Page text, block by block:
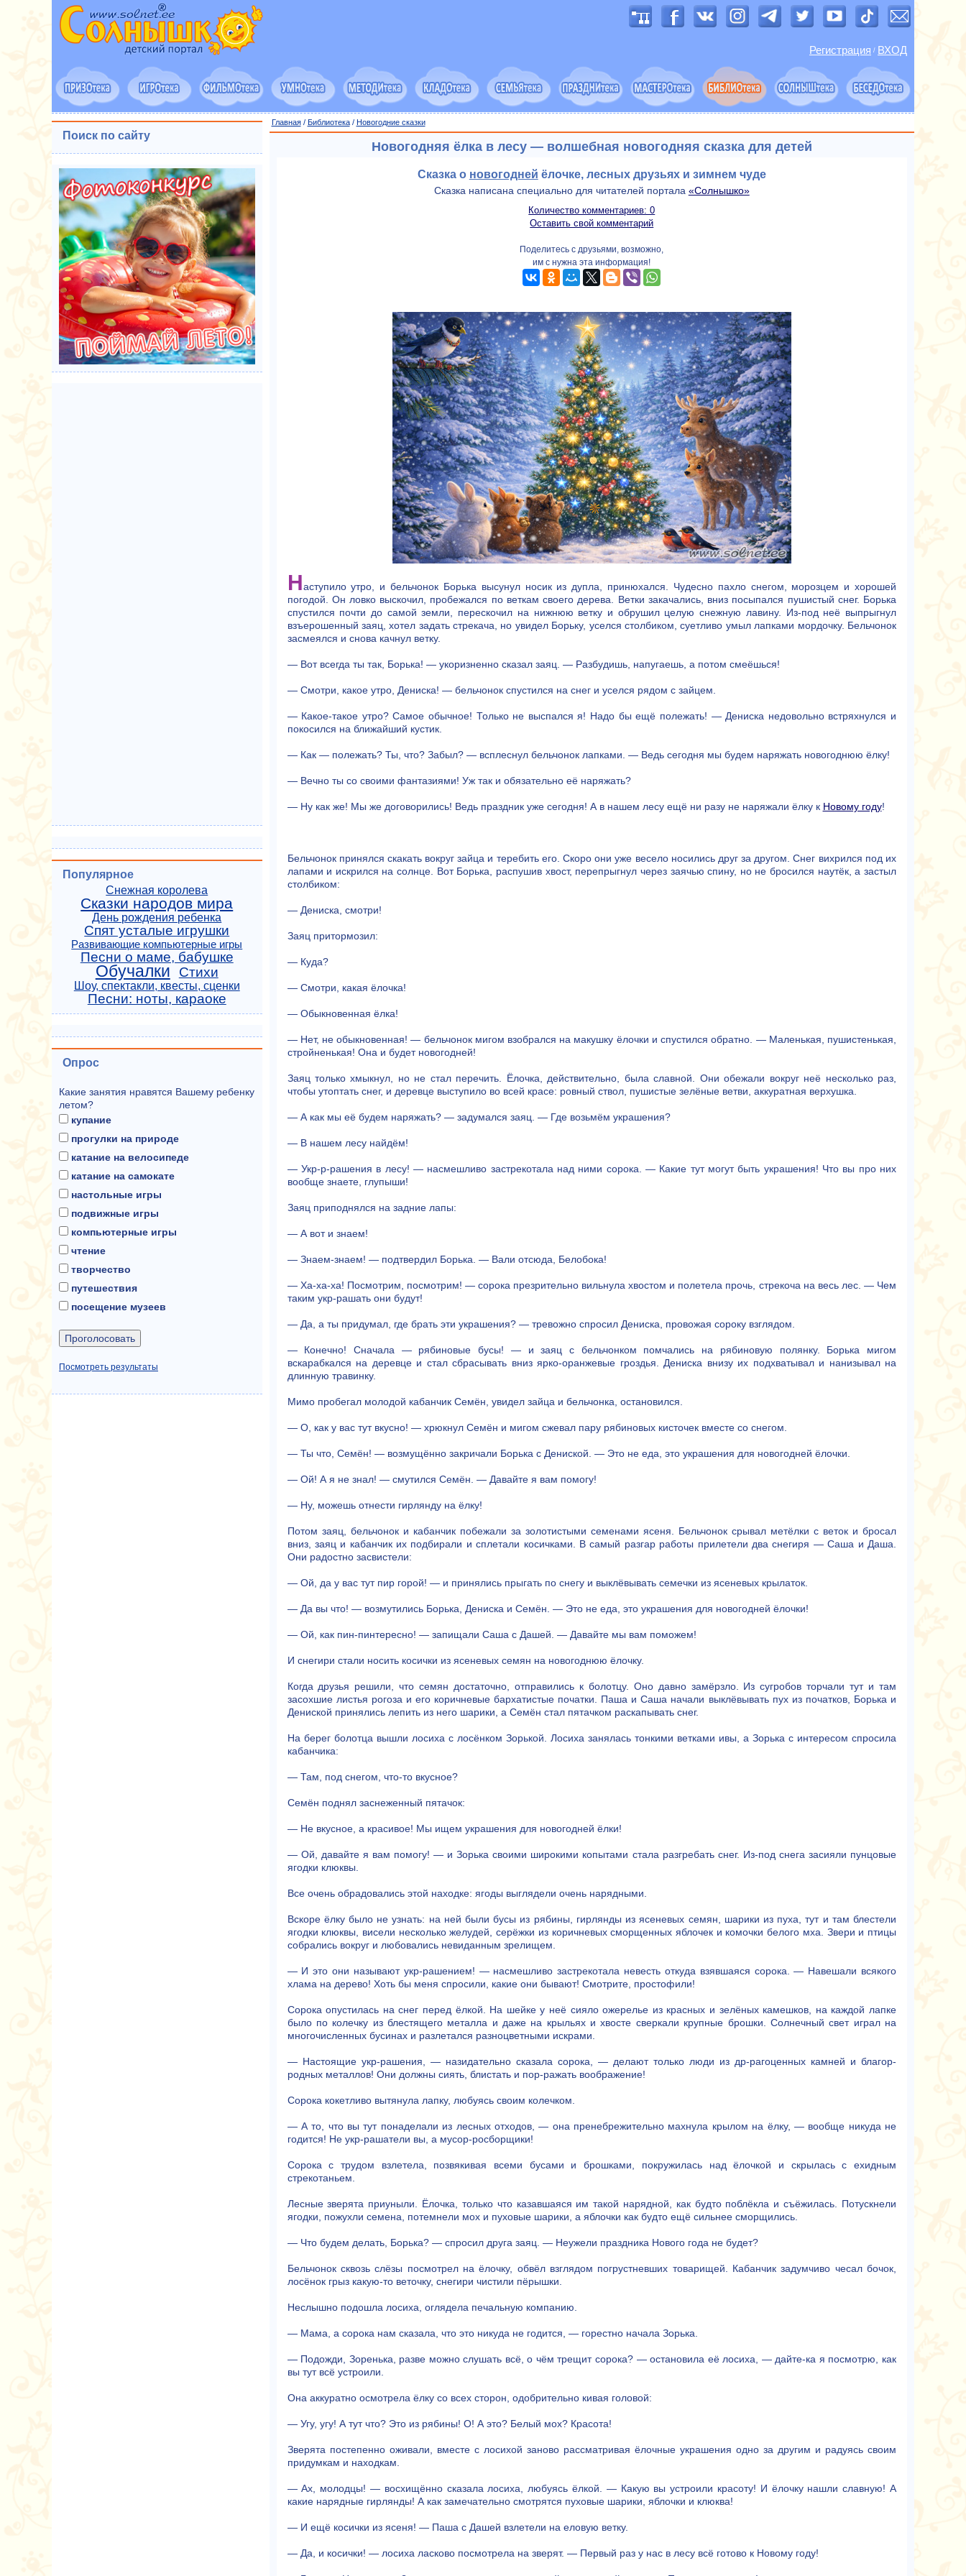
Регистрация / ВХОД
Главная/ Библиотека/ Новогодние сказки
Новогодняя ёлка в лесу — волшебная новогодняя сказка для детей
Сказка о новогодней ёлочке, лесных друзьях и зимнем чуде
Сказка написана специально для читателей портала «Солнышко»
Количество комментариев: 0
Оставить свой комментарий
Поделитесь с друзьями, возможно,
им с нужна эта информация!
Наступило утро, и бельчонок Борька высунул носик из дупла, принюхался. Чудесно пахло снегом, морозцем и хорошей
погодой. Он ловко выскочил, пробежался по веткам своего дерева. Ветки закачались, вниз посыпался пушистый снег. Борька
спустился почти до самой земли, перескочил на нижнюю ветку и обрушил целую снежную лавину. Из-под неё выпрыгнул
взъерошенный заяц, хотел задать стрекача, но увидел Борьку, уселся столбиком, суетливо умыл лапками мордочку. Бельчонок
засмеялся и снова качнул ветку.
— Вот всегда ты так, Борька! — укоризненно сказал заяц. — Разбудишь, напугаешь, а потом смеёшься!
— Смотри, какое утро, Дениска! — бельчонок спустился на снег и уселся рядом с зайцем.
— Какое-такое утро? Самое обычное! Только не выспался я! Надо бы ещё полежать! — Дениска недовольно встряхнулся и
покосился на ближайший кустик.
— Как — полежать? Ты, что? Забыл? — всплеснул бельчонок лапками. — Ведь сегодня мы будем наряжать новогоднюю ёлку!
— Вечно ты со своими фантазиями! Уж так и обязательно её наряжать?
— Ну как же! Мы же договорились! Ведь праздник уже сегодня! А в нашем лесу ещё ни разу не наряжали ёлку к Новому году!
Бельчонок принялся скакать вокруг зайца и теребить его. Скоро они уже весело носились друг за другом. Снег вихрился под их
лапами и искрился на солнце. Вот Борька, распушив хвост, перепрыгнул через заячью спину, но не бросился наутёк, а застыл
столбиком:
— Дениска, смотри!
Заяц притормозил:
— Куда?
— Смотри, какая ёлочка!
— Обыкновенная ёлка!
— Нет, не обыкновенная! — бельчонок мигом взобрался на макушку ёлочки и спустился обратно. — Маленькая, пушистенькая,
стройненькая! Она и будет новогодней!
Заяц только хмыкнул, но не стал перечить. Ёлочка, действительно, была славной. Они обежали вокруг неё несколько раз,
чтобы утоптать снег, и деревце выступило во всей красе: ровный ствол, пушистые зелёные ветви, аккуратная верхушка.
— А как мы её будем наряжать? — задумался заяц. — Где возьмём украшения?
— В нашем лесу найдём!
— Укр-р-рашения в лесу! — насмешливо застрекотала над ними сорока. — Какие тут могут быть украшения! Что вы про них
вообще знаете, глупыши!
Заяц приподнялся на задние лапы:
— А вот и знаем!
— Знаем-знаем! — подтвердил Борька. — Вали отсюда, Белобока!
— Ха-ха-ха! Посмотрим, посмотрим! — сорока презрительно вильнула хвостом и полетела прочь, стрекоча на весь лес. — Чем
таким укр-рашать они будут!
— Да, а ты придумал, где брать эти украшения? — тревожно спросил Дениска, провожая сороку взглядом.
— Конечно! Сначала — рябиновые бусы! — и заяц с бельчонком помчались на рябиновую полянку. Борька мигом
вскарабкался на деревце и стал сбрасывать вниз ярко-оранжевые гроздья. Дениска внизу их подхватывал и нанизывал на
длинную травинку.
Мимо пробегал молодой кабанчик Семён, увидел зайца и бельчонка, остановился.
— О, как у вас тут вкусно! — хрюкнул Семён и мигом сжевал пару рябиновых кисточек вместе со снегом.
— Ты что, Семён! — возмущённо закричали Борька с Дениской. — Это не еда, это украшения для новогодней ёлочки.
— Ой! А я не знал! — смутился Семён. — Давайте я вам помогу!
— Ну, можешь отнести гирлянду на ёлку!
Потом заяц, бельчонок и кабанчик побежали за золотистыми семенами ясеня. Бельчонок срывал метёлки с веток и бросал
вниз, заяц и кабанчик их подбирали и сплетали косичками. В самый разгар работы прилетели два снегиря — Саша и Даша.
Они радостно засвистели:
— Ой, да у вас тут пир горой! — и принялись прыгать по снегу и выклёвывать семечки из ясеневых крылаток.
— Да вы что! — возмутились Борька, Дениска и Семён. — Это не еда, это украшения для новогодней ёлочки!
— Ой, как пин-пинтересно! — запищали Саша с Дашей. — Давайте мы вам поможем!
И снегири стали носить косички из ясеневых семян на новогоднюю ёлочку.
Когда друзья решили, что семян достаточно, отправились к болотцу. Оно давно замёрзло. Из сугробов торчали тут и там
засохшие листья рогоза и его коричневые бархатистые початки. Паша и Саша начали выклёвывать пух из початков, Борька и
Дениской принялись лепить из него шарики, а Семён стал пятачком раскапывать снег.
На берег болотца вышли лосиха с лосёнком Зорькой. Лосиха занялась тонкими ветками ивы, а Зорька с интересом спросила
кабанчика:
— Там, под снегом, что-то вкусное?
Семён поднял заснеженный пятачок:
— Не вкусное, а красивое! Мы ищем украшения для новогодней ёлки!
— Ой, давайте я вам помогу! — и Зорька своими широкими копытами стала разгребать снег. Из-под снега засияли пунцовые
ягодки клюквы.
Все очень обрадовались этой находке: ягоды выглядели очень нарядными.
Вскоре ёлку было не узнать: на ней были бусы из рябины, гирлянды из ясеневых семян, шарики из пуха, тут и там блестели
ягодки клюквы, висели несколько желудей, серёжки из коричневых сморщенных яблочек и комочки белого мха. Звери и птицы
собрались вокруг и любовались невиданным зрелищем.
— И это они называют укр-рашением! — насмешливо застрекотала невесть откуда взявшаяся сорока. — Навешали всякого
хлама на дерево! Хоть бы меня спросили, какие они бывают! Смотрите, простофили!
Сорока опустилась на снег перед ёлкой. На шейке у неё сияло ожерелье из красных и зелёных камешков, на каждой лапке
было по колечку из блестящего металла и даже на крыльях и хвосте сверкали крупные брошки. Солнечный свет играл на
многочисленных бусинах и разлетался разноцветными искрами.
— Настоящие укр-рашения, — назидательно сказала сорока, — делают только люди из др-рагоценных камней и благор-
родных металлов! Они должны сиять, блистать и пор-ражать воображение!
Сорока кокетливо вытянула лапку, любуясь своим колечком.
— А то, что вы тут понаделали из лесных отходов, — она пренебрежительно махнула крылом на ёлку, — вообще никуда не
годится! Не укр-рашатели вы, а мусор-росборщики!
Сорока с трудом взлетела, позвякивая всеми бусами и брошками, покружилась над ёлочкой и скрылась с ехидным
стрекотаньем.
Лесные зверята приуныли. Ёлочка, только что казавшаяся им такой нарядной, как будто поблёкла и съёжилась. Потускнели
ягодки, пожухли семена, потемнели мох и пуховые шарики, а яблочки как будто ещё сильнее сморщились.
— Что будем делать, Борька? — спросил друга заяц. — Неужели праздника Нового года не будет?
Бельчонок сквозь слёзы посмотрел на ёлочку, обвёл взглядом погрустневших товарищей. Кабанчик задумчиво чесал бочок,
лосёнок грыз какую-то веточку, снегири чистили пёрышки.
Неслышно подошла лосиха, оглядела печальную компанию.
— Мама, а сорока нам сказала, что это никуда не годится, — горестно начала Зорька.
— Подожди, Зоренька, разве можно слушать всё, о чём трещит сорока? — остановила её лосиха, — дайте-ка я посмотрю, как
вы тут всё устроили.
Она аккуратно осмотрела ёлку со всех сторон, одобрительно кивая головой:
— Угу, угу! А тут что? Это из рябины! О! А это? Белый мох? Красота!
Зверята постепенно оживали, вместе с лосихой заново рассматривая ёлочные украшения одно за другим и радуясь своим
придумкам и находкам.
— Ах, молодцы! — восхищённо сказала лосиха, любуясь ёлкой. — Какую вы устроили красоту! И ёлочку нашли славную! А
какие нарядные гирлянды! А как замечательно смотрятся пуховые шарики, яблочки и клюква!
— И ещё косички из ясеня! — Паша с Дашей взлетели на еловую ветку.
— Да, и косички! — лосиха ласково посмотрела на зверят. — Первый раз у нас в лесу всё готово к Новому году!
Поиск по сайту
Популярное
Снежная королева
Сказки народов мира
День рождения ребенка
Спят усталые игрушки
Развивающие компьютерные игры
Песни о маме, бабушке
Обучалки Стихи
Шоу, спектакли, квесты, сценки
Песни: ноты, караоке
Опрос
Какие занятия нравятся Вашему ребенку
летом?
купание
прогулки на природе
катание на велосипеде
катание на самокате
настольные игры
подвижные игры
компьютерные игры
чтение
творчество
путешествия
посещение музеев
Посмотреть результаты